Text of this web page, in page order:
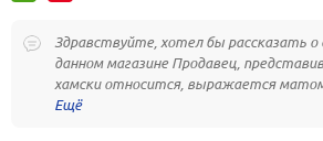
Здравствуйте, хотел бы рассказать о
данном магазине Продавец,
хамски относится, выражается